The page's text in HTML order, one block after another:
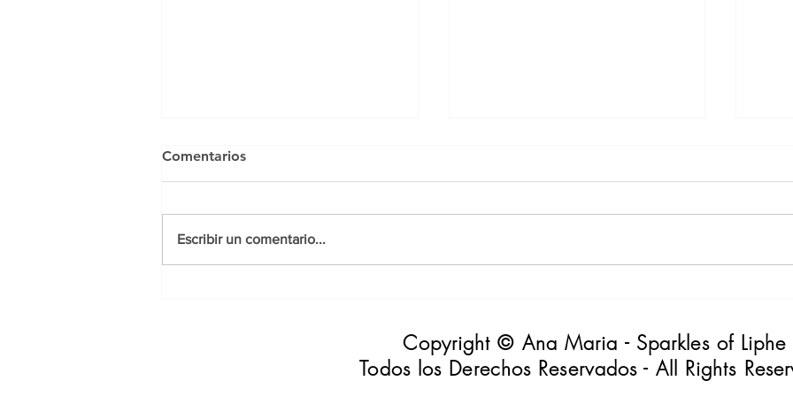
Comentarios
Escribir un comentario...
Copyright © Ana Maria - Sparkles of Liphe
Todos los Derechos Reservados - All Rights